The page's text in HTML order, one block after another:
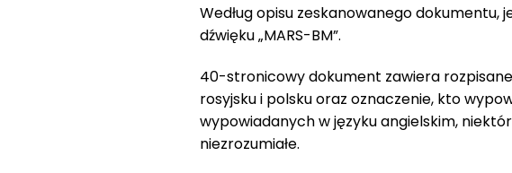
Według opisu zeskanowanego
dźwięku „MARS-BM”.
40-stronicowy dokument zawiera
rosyjsku i polsku oraz oznaczenie, kto
wypowiadanych w języku angielskim,
niezrozumiałe.